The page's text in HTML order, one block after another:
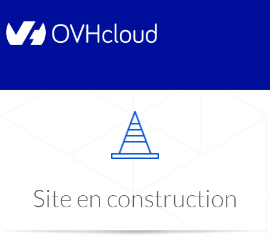
Site en construction